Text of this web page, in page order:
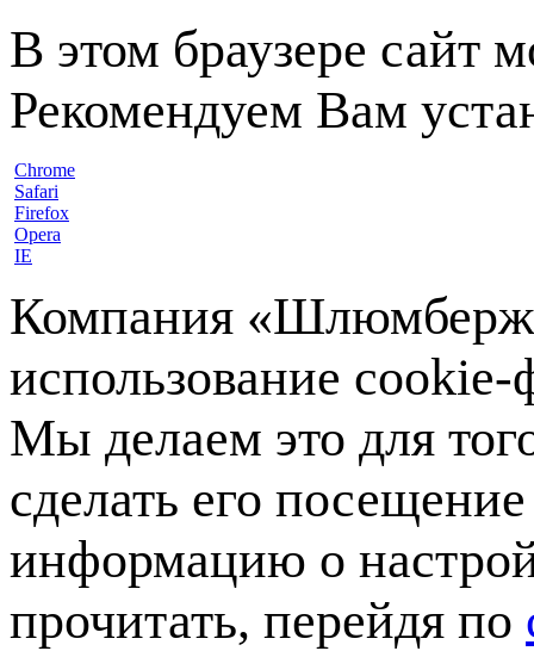
В этом браузере сайт
Рекомендуем Вам
Chrome
Safari
Firefox
Opera
IE
Компания
использование
Мы делаем это для
сделать его
информацию о
прочитать, перейдя по